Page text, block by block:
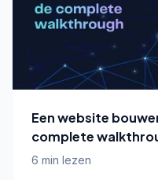
Een website
complete
6 min lezen